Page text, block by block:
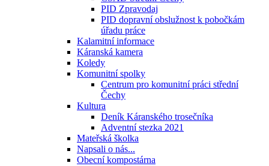
PID Zpravodaj
PID dopravní obslužnost k pobočkám
úřadu práce
Kalamitní informace
Káranská kamera
Koledy
Komunitní spolky
Centrum pro komunitní práci střední
Čechy
Kultura
Deník Káranského trosečníka
Adventní stezka 2021
Mateřská školka
Napsali o nás...
Obecní kompostárna